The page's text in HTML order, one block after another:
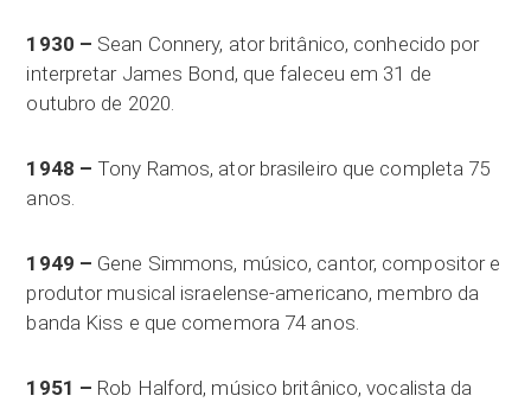
1930 – Sean Connery, ator britânico, conhecido por
interpretar James Bond, que faleceu em 31 de
outubro de 2020.
1948 – Tony Ramos, ator brasileiro que completa 75
anos.
1949 – Gene Simmons, músico, cantor, compositor e
produtor musical israelense-americano, membro da
banda Kiss e que comemora 74 anos.
1951 – Rob Halford, músico britânico, vocalista da